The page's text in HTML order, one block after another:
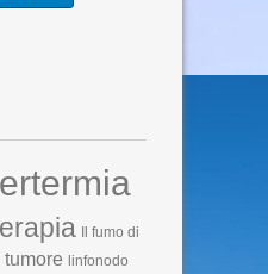
Il fumo di
tumore linfonodo